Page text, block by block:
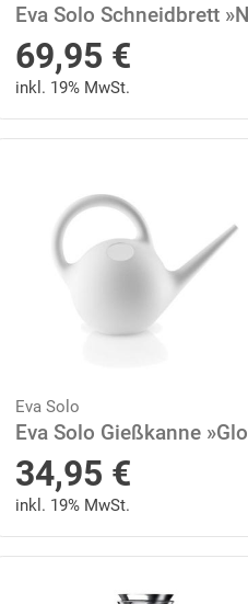
69,95 €
inkl. 19% MwSt.
Eva Solo
34,95 €
inkl. 19% MwSt.